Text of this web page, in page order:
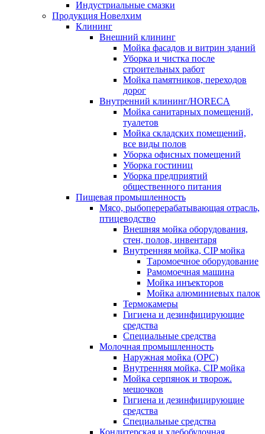
Индустриальные смазки
Продукция Новелхим
Клининг
Внешний клининг
Мойка фасадов и витрин зданий
Уборка и чистка после
строительных работ
Мойка памятников, переходов
дорог
Внутренний клининг/HORECA
Мойка санитарных помещений,
туалетов
Мойка складских помещений,
все виды полов
Уборка офисных помещений
Уборка гостиниц
Уборка предприятий
общественного питания
Пищевая промышленность
Мясо, рыбоперерабатывающая отрасль,
птицеводство
Внешняя мойка оборудования,
стен, полов, инвентаря
Внутренняя мойка, CIP мойка
Таромоечное оборудование
Рамомоечная машина
Мойка инъекторов
Мойка алюминиевых палок
Термокамеры
Гигиена и дезинфицирующие
средства
Специальные средства
Молочная промышленность
Наружная мойка (ОРС)
Внутренняя мойка, CIP мойка
Мойка серпянок и творож.
мешочков
Гигиена и дезинфицирующие
средства
Специальные средства
Кондитерская и хлебобулочная,